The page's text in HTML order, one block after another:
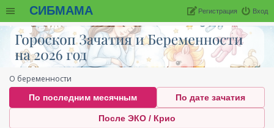
СИБМАМА Вход
Регистрация
О беременности
По последним месячным По дате зачатия
После ЭКО / Крио